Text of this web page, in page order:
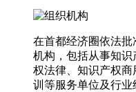
在首都经济圈依法
机构，包括从事知
权法律、知识产权
训等服务单位及行业